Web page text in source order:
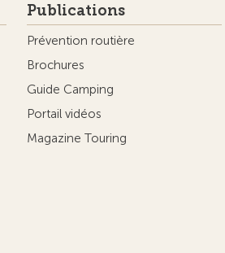
Publications
Prévention routière
Brochures
Guide Camping
Portail vidéos
Magazine Touring